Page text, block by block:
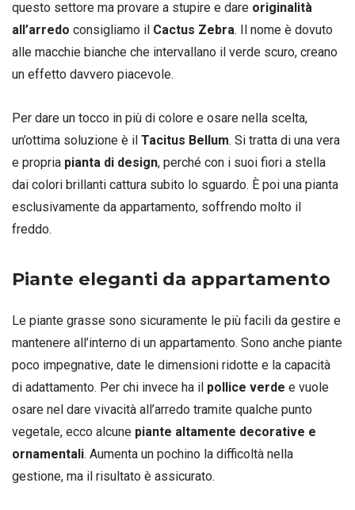
questo settore ma provare a stupire e dare originalità
all’arredo consigliamo il Cactus Zebra. Il nome è dovuto
alle macchie bianche che intervallano il verde scuro, creano
un effetto davvero piacevole.
Per dare un tocco in più di colore e osare nella scelta,
un’ottima soluzione è il Tacitus Bellum. Si tratta di una vera
e propria pianta di design, perché con i suoi fiori a stella
dai colori brillanti cattura subito lo sguardo. È poi una pianta
esclusivamente da appartamento, soffrendo molto il
freddo.
Piante eleganti da appartamento
Le piante grasse sono sicuramente le più facili da gestire e
mantenere all’interno di un appartamento. Sono anche piante
poco impegnative, date le dimensioni ridotte e la capacità
di adattamento. Per chi invece ha il pollice verde e vuole
osare nel dare vivacità all’arredo tramite qualche punto
vegetale, ecco alcune piante altamente decorative e
ornamentali. Aumenta un pochino la difficoltà nella
gestione, ma il risultato è assicurato.